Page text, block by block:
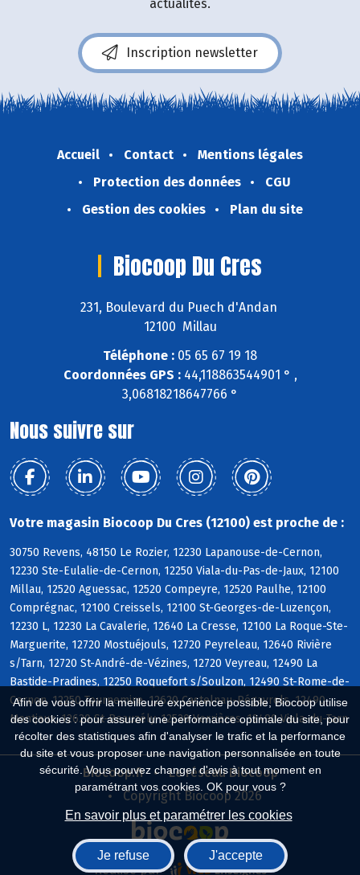
Afin de vous offrir la meilleure expérience possible, Biocoop utilise
des cookies : pour assurer une performance optimale du site, pour
récolter des statistiques afin d'analyser le trafic et la performance
du site et vous proposer une navigation personnalisée en toute
sécurité. Vous pouvez changer d'avis à tout moment en
paramétrant vos cookies. OK pour vous ?
En savoir plus et paramétrer les cookies
Je refuse J'accepte
actualités.
Inscription newsletter
Accueil Contact
Mentions légales
Protection des données
CGU
Gestion des cookies
Plan du site
Biocoop Du Cres
231, Boulevard du Puech d'Andan
12100 Millau
Téléphone : 05 65 67 19 18
Coordonnées GPS :44,118863544901 ° ,
3,06818218647766 °
Nous suivre sur
Votre magasin Biocoop Du Cres (12100) est proche de :
30750 Revens, 48150 Le Rozier, 12230 Lapanouse-de-Cernon,
12230 Ste-Eulalie-de-Cernon, 12250 Viala-du-Pas-de-Jaux, 12100
Millau, 12520 Aguessac, 12520 Compeyre, 12520 Paulhe, 12100
Comprégnac, 12100 Creissels, 12100 St-Georges-de-Luzençon,
12230 L, 12230 La Cavalerie, 12640 La Cresse, 12100 La Roque-Ste-
Marguerite, 12720 Mostuéjouls, 12720 Peyreleau, 12640 Rivière
s/Tarn, 12720 St-André-de-Vézines, 12720 Veyreau, 12490 La
Bastide-Pradines, 12250 Roquefort s/Soulzon, 12490 St-Rome-de-
Cernon, 12250 Tournemire, 12620 Castelnau-Pégayrols, 12490
Montjaux, 12620 St-Beauzély, 12520 Verrières, 12490 Viala-du-Tarn
Biocoop.fr
Le réseau Biocoop
Copyright Biocoop 2026
Réalisé par